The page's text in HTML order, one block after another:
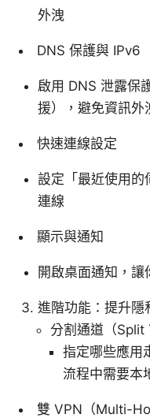
外洩
DNS 保護與 IPv6
啟用 DNS 泄露保
援），避免資訊外
快速連線設定
設定「最近使用的
連線
顯示與通知
開啟桌面通知，
進階功能：提升隱
分割通道（Split
指定哪些應用
流程中需要本
雙 VPN（Multi-